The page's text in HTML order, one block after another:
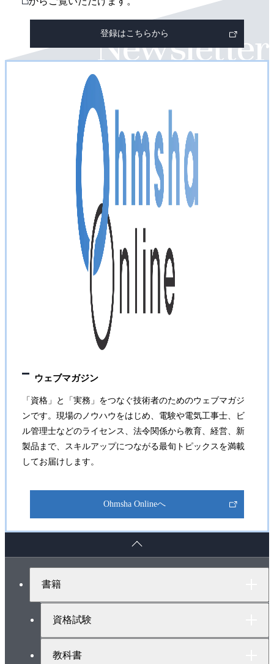
部
ン
登録はこちらから
ウェブマガジン
「資格」と「実務」をつなぐ技術者のためのウェブマガジ
ンです。現場のノウハウをはじめ、電験や電気工事士、ビ
ル管理士などのライセンス、法令関係から教育、経営、新
製品まで、スキルアップにつながる最旬トピックスを満載
してお届けします。
Ohmsha Onlineへ
書籍
資格試験
教科書